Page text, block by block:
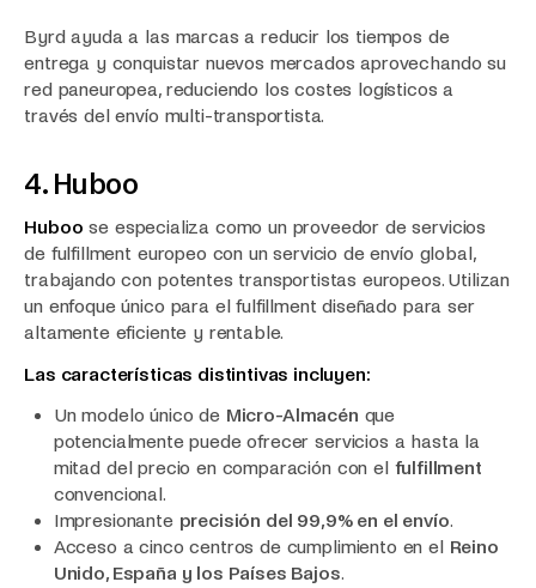
Byrd ayuda a las marcas a reducir los tiempos de
entrega y conquistar nuevos mercados aprovechando su
red paneuropea, reduciendo los costes logísticos a
través del envío multi-transportista.
4. Huboo
Huboo se especializa como un proveedor de servicios
de fulfillment europeo con un servicio de envío global,
trabajando con potentes transportistas europeos. Utilizan
un enfoque único para el fulfillment diseñado para ser
altamente eficiente y rentable.
Las características distintivas incluyen:
Un modelo único de Micro-Almacén que
potencialmente puede ofrecer servicios a hasta la
mitad del precio en comparación con el fulfillment
convencional.
Impresionante precisión del 99,9% en el envío.
Acceso a cinco centros de cumplimiento en el Reino
Unido, España y los Países Bajos.